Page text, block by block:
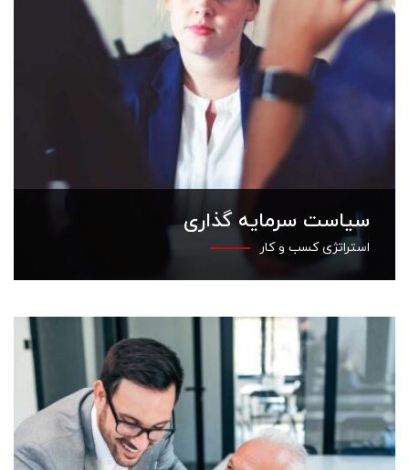
سیاست سرمایه گذاری
استراتژی کسب و کار